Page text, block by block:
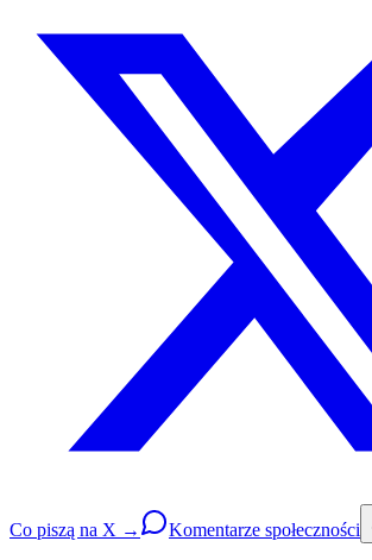
Co piszą na X → Komentarze społeczności